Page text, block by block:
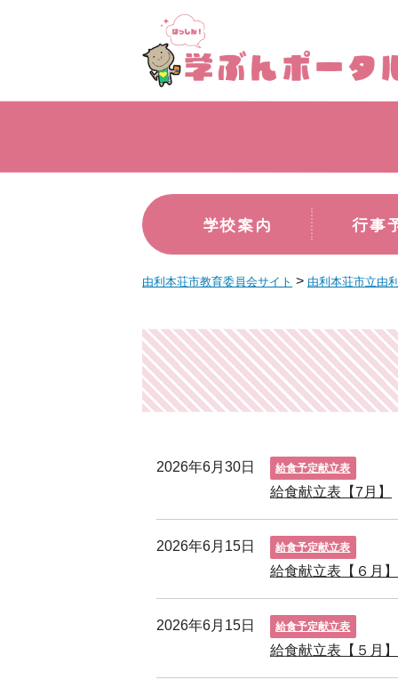
学校案内 行事
由利本荘市教育委員会サイト > 由利本荘市立由
2026年6月30日 給食予定献立表
給食献立表【7月】
2026年6月15日 給食予定献立表
給食献立表【６月】
2026年6月15日 給食予定献立表
給食献立表【５月】